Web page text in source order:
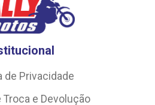
de Privacidade
Troca e Devolução